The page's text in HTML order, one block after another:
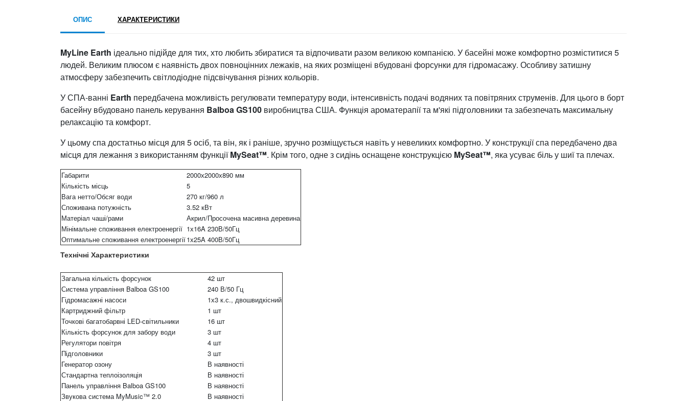
ОПИС ХАРАКТЕРИСТИКИ
MyLine Earth ідеально підійде для тих, хто любить збиратися та відпочивати разом великою компанією. У басейні може комфортно розміститися 5
людей. Великим плюсом є наявність двох повноцінних лежаків, на яких розміщені вбудовані форсунки для гідромасажу. Особливу затишну
атмосферу забезпечить світлодіодне підсвічування різних кольорів.
У СПА-ванні Earth передбачена можливість регулювати температуру води, інтенсивність подачі водяних та повітряних струменів. Для цього в борт
басейну вбудовано панель керування Balboa GS100 виробництва США. Функція ароматерапії та м'які підголовники та забезпечать максимальну
релаксацію та комфорт.
У цьому спа достатньо місця для 5 осіб, та він, як і раніше, зручно розміщується навіть у невеликих комфортно. У конструкції спа передбачено два
місця для лежання з використанням функціїMySeat™. Крім того, одне з сидінь оснащене конструкцією MySeat™, яка усуває біль у шиї та плечах.
Технічні Характеристики
Габарити
2000х2000х890 мм
Кількість місць
5
Вага нетто/Обсяг води
270 кг/960 л
Споживана потужність
3.52 кВт
Матеріал чаші/рами
Акрил/Просочена масивна деревина
Мінімальне споживання електроенергії 1х16A 230В/50Гц
Оптимальне споживання електроенергії1х25A 400В/50Гц
Загальна кількість форсунок
42 шт
Система управління Balboa GS100
240 В/50 Гц
Гідромасажні насоси
1х3 к.с., двошвидкісний
Картриджний фільтр
1 шт
Точкові багатобарвні LED-світильники
16 шт
Кількість форсунок для забору води
3 шт
Регулятори повітря
4 шт
Підголовники
3 шт
Генератор озону
В наявності
Стандартна теплоізоляція
В наявності
Панель управління Balboa GS100
В наявності
Звукова система MyMusic™ 2.0
В наявності